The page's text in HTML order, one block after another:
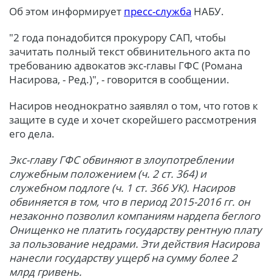
Об этом информирует пресс-служба НАБУ.
"2 года понадобится прокурору САП, чтобы
зачитать полный текст обвинительного акта по
требованию адвокатов экс-главы ГФС (Романа
Насирова, - Ред.)", - говорится в сообщении.
Насиров неоднократно заявлял о том, что готов к
защите в суде и хочет скорейшего рассмотрения
его дела.
Экс-главу ГФС обвиняют в злоупотреблении
служебным положением (ч. 2 ст. 364) и
служебном подлоге (ч. 1 ст. 366 УК). Насиров
обвиняется в том, что в период 2015-2016 гг. он
незаконно позволил компаниям нардепа беглого
Онищенко не платить государству рентную плату
за пользование недрами. Эти действия Насирова
нанесли государству ущерб на сумму более 2
млрд гривень.